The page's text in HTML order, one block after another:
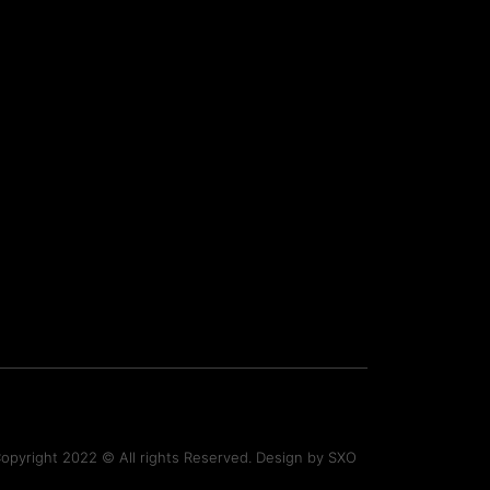
2022 © All rights Reserved. Design by SXO